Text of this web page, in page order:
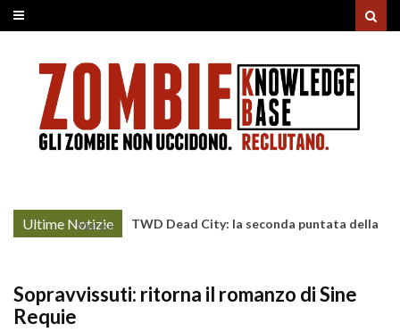
Ultime Notizie
More »
TWD Dead City: la seconda puntata della
Sopravvissuti: ritorna il romanzo di Sine
Requie